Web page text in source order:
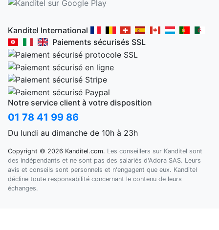
Kanditel International
Paiements sécurisés SSL
Notre service client à votre disposition
01 78 41 99 86
Du lundi au dimanche de 10h à 23h
Copyright © 2026 Kanditel.com. Les conseillers sur Kanditel sont
des indépendants et ne sont pas des salariés d'Adora SAS. Leurs
avis et conseils sont personnels et n'engagent que eux. Kanditel
décline toute responsabilité concernant le contenu de leurs
échanges.